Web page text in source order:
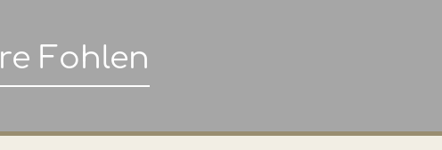
Fohlen